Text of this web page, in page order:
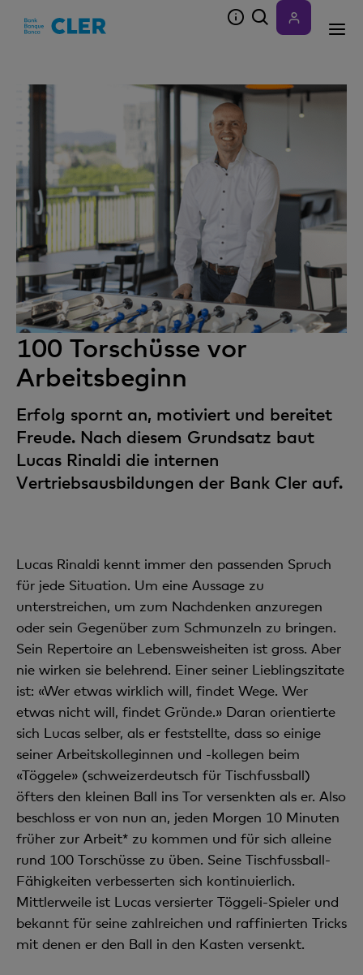
100 Torschüsse vor
Arbeitsbeginn
Erfolg spornt an, motiviert und bereitet
Freude. Nach diesem Grundsatz baut
Lucas Rinaldi die internen
Vertriebsausbildungen der Bank Cler auf.
Lucas Rinaldi kennt immer den passenden Spruch
für jede Situation. Um eine Aussage zu
unterstreichen, um zum Nachdenken anzuregen
oder sein Gegenüber zum Schmunzeln zu bringen.
Sein Repertoire an Lebensweisheiten ist gross. Aber
nie wirken sie belehrend. Einer seiner Lieblingszitate
ist: «Wer etwas wirklich will, findet Wege. Wer
etwas nicht will, findet Gründe.» Daran orientierte
sich Lucas selber, als er feststellte, dass so einige
seiner Arbeitskolleginnen und -kollegen beim
«Töggele» (schweizerdeutsch für Tischfussball)
öfters den kleinen Ball ins Tor versenkten als er. Also
beschloss er von nun an, jeden Morgen 10 Minuten
früher zur Arbeit* zu kommen und für sich alleine
rund 100 Torschüsse zu üben. Seine Tischfussball-
Fähigkeiten verbesserten sich kontinuierlich.
Mittlerweile ist Lucas versierter Töggeli-Spieler und
bekannt für seine zahlreichen und raffinierten Tricks
mit denen er den Ball in den Kasten versenkt.